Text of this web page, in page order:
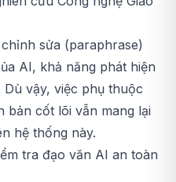
sửa (paraphrase)
AI, khả năng phát hiện
Dù vậy, việc phụ thuộc
bản cốt lõi vẫn mang lại
hệ thống này.
tra đạo văn AI an toàn